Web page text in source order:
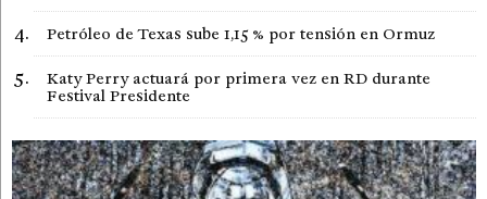
Petróleo de Texas sube 1,15 % por tensión en Ormuz
Katy Perry actuará por primera vez en RD durante
Festival Presidente